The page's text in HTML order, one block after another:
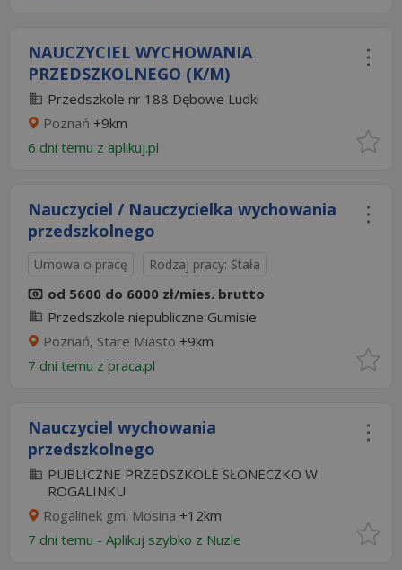
NAUCZYCIEL WYCHOWANIA
PRZEDSZKOLNEGO (K/M)
Przedszkole nr 188 Dębowe Ludki
Poznań +9km
6 dni temu z aplikuj.pl
Nauczyciel / Nauczycielka wychowania
przedszkolnego
Umowa o pracę Rodzaj pracy: Stała
od 5600 do 6000 zł/mies. brutto
Przedszkole niepubliczne Gumisie
Poznań, Stare Miasto +9km
7 dni temu z praca.pl
Nauczyciel wychowania
przedszkolnego
PUBLICZNE PRZEDSZKOLE SŁONECZKO W
ROGALINKU
Rogalinek gm. Mosina +12km
7 dni temu - Aplikuj szybko z Nuzle